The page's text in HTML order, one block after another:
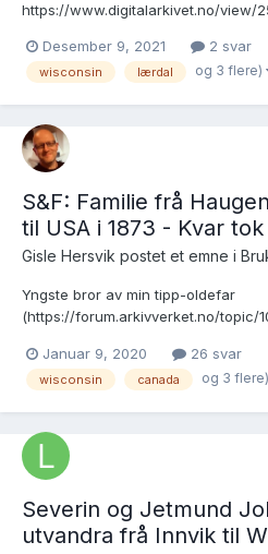
https://www.digitalarkivet.no/view/
https://www.digitalarkivet.no/en/
613. Hjortland-mavnet skriv seg frå
Desember 9, 2021 2 svar
wisconsin lærdal og 3 flere)
S&F: Familie frå
til USA i 1873 - Kvar
Gisle Hersvik postet et emne i
Yngste bror av min tipp-oldefar
(https://forum.arkivverket.no/topic/
gift, fekk 3 barn og døde heller
Oles. Balsnes, f. 28.4.1843, dp.
Januar 9, 2020 26 svar
wisconsin canada og 3 flere)
Severin og Jetmund
utvandra frå Innvik til